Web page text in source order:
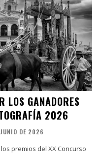
LOS GANADORES
2026
DE 2026
premios del XX Concurso